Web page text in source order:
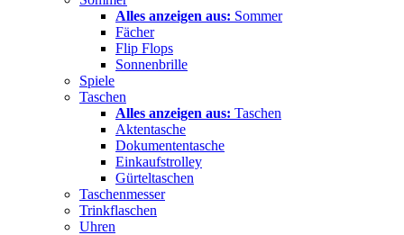
Alles anzeigen aus: Sommer
Fächer
Flip Flops
Sonnenbrille
Spiele
Taschen
Alles anzeigen aus: Taschen
Aktentasche
Dokumententasche
Einkaufstrolley
Gürteltaschen
Taschenmesser
Trinkflaschen
Uhren